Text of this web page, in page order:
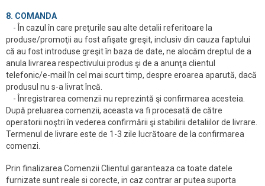
8. COMANDA
- În cazul în care preţurile sau alte detalii referitoare la
produse/promoţii au fost afişate greşit, inclusiv din cauza faptului
că au fost introduse greşit în baza de date, ne alocăm dreptul de a
anula livrarea respectivului produs şi de a anunţa clientul
telefonic/e-mail în cel mai scurt timp, despre eroarea aparută, dacă
produsul nu s-a livrat încă.
- Înregistrarea comenzii nu reprezintă şi confirmarea acesteia.
După preluarea comenzii, aceasta va fi procesată de către
operatorii noştri în vederea confirmării şi stabilirii detaliilor de livrare.
Termenul de livrare este de 1-3 zile lucrătoare de la confirmarea
comenzi.
Prin finalizarea Comenzii Clientul garanteaza ca toate datele
furnizate sunt reale si corecte, in caz contrar ar putea suporta